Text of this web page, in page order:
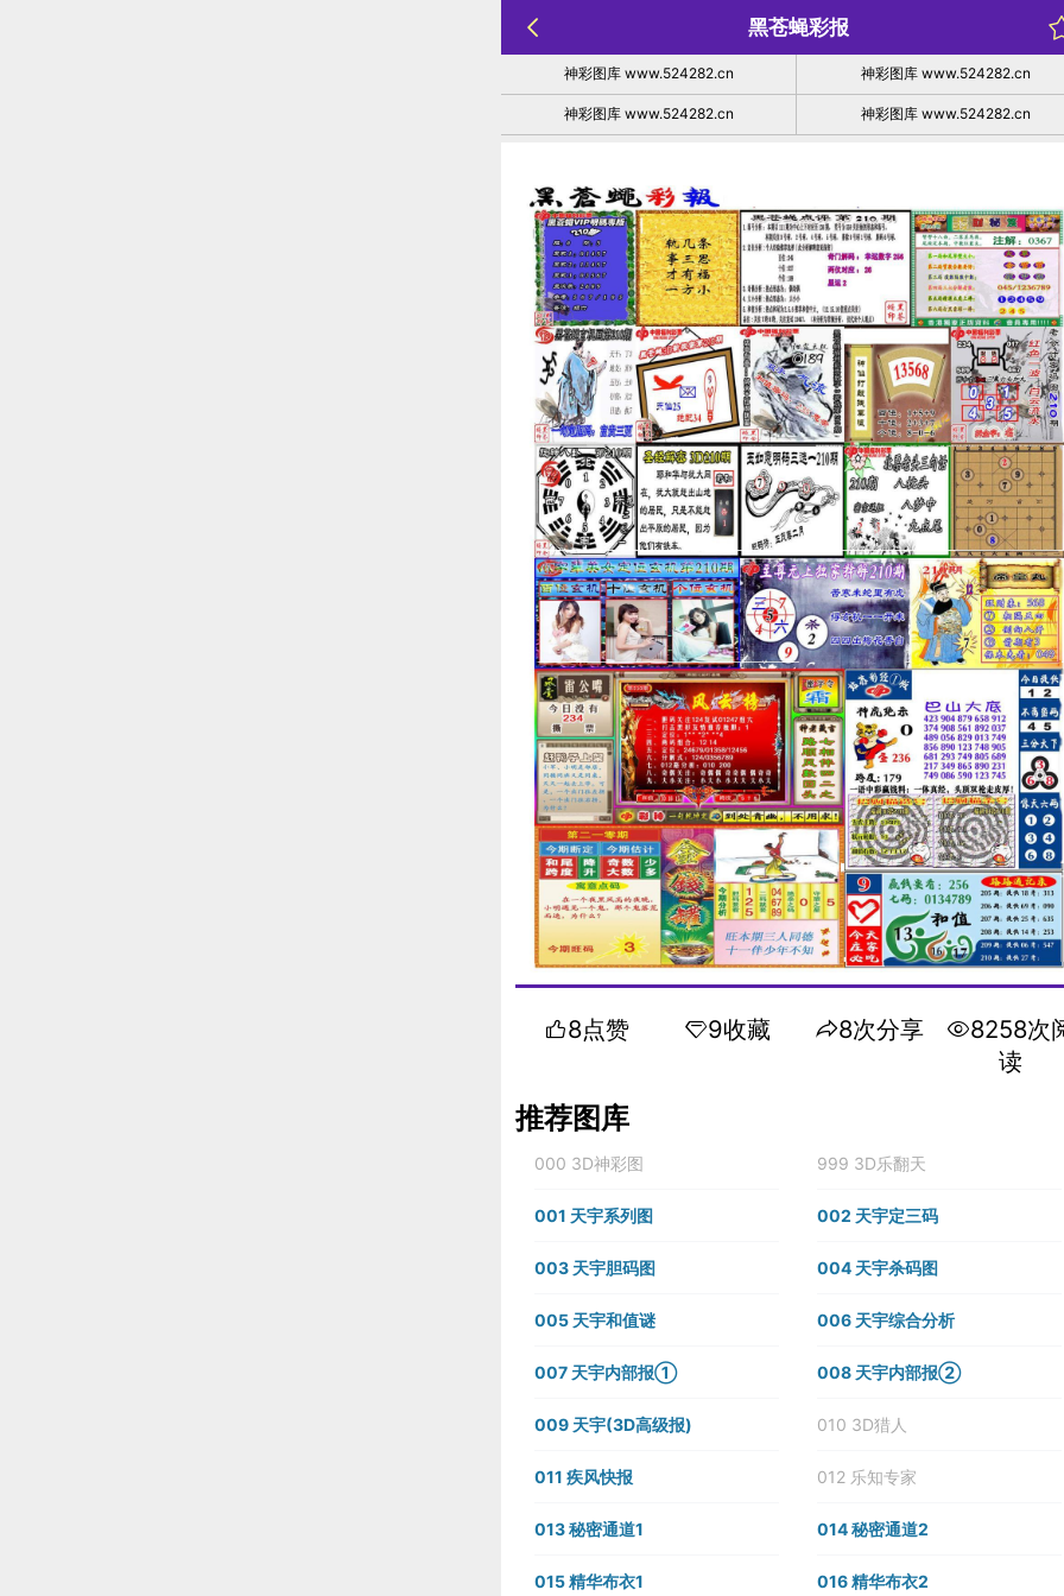
黑苍蝇彩报
神彩图库 www.524282.cn 神彩图库 www.524282.cn
神彩图库 www.524282.cn 神彩图库 www.524282.cn
8点赞 9收藏 8次分享
8258次
读
推荐图库
000 3D神彩图 999 3D乐翻天
001 天宇系列图 002 天宇定三码
003 天宇胆码图 004 天宇杀码图
005 天宇和值谜 006 天宇综合分析
007 天宇内部报① 008 天宇内部报②
009 天宇(3D高级报) 010 3D猎人
011 疾风快报 012 乐知专家
013 秘密通道1 014 秘密通道2
015 精华布衣1 016 精华布衣2